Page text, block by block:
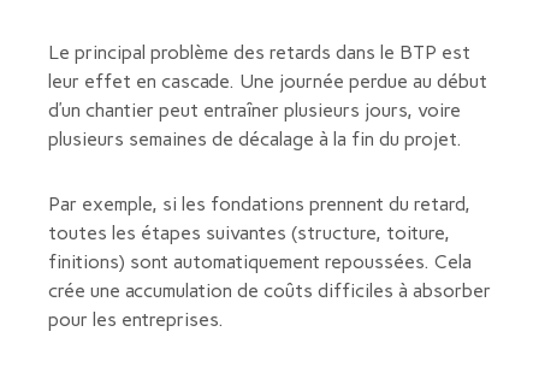
Le principal problème des retards dans le BTP est
leur effet en cascade. Une journée perdue au début
d’un chantier peut entraîner plusieurs jours, voire
plusieurs semaines de décalage à la fin du projet.
Par exemple, si les fondations prennent du retard,
toutes les étapes suivantes (structure, toiture,
finitions) sont automatiquement repoussées. Cela
crée une accumulation de coûts difficiles à absorber
pour les entreprises.